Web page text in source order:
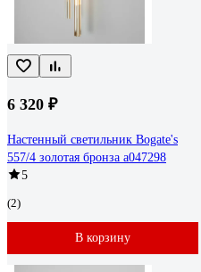
6 320 ₽
Настенный светильник Bogate's
557/4 золотая бронза a047298
5
(2)
В корзину